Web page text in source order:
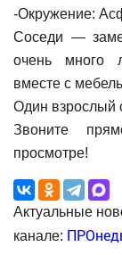
-Окружение:
Соседи —
очень много
вместе с
Один взрослый
Звоните
просмотре!
Актуальные
канале: